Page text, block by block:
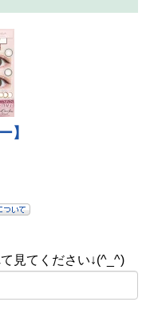
見てください↓(^_^)